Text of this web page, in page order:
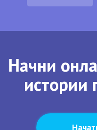
Начни
истории